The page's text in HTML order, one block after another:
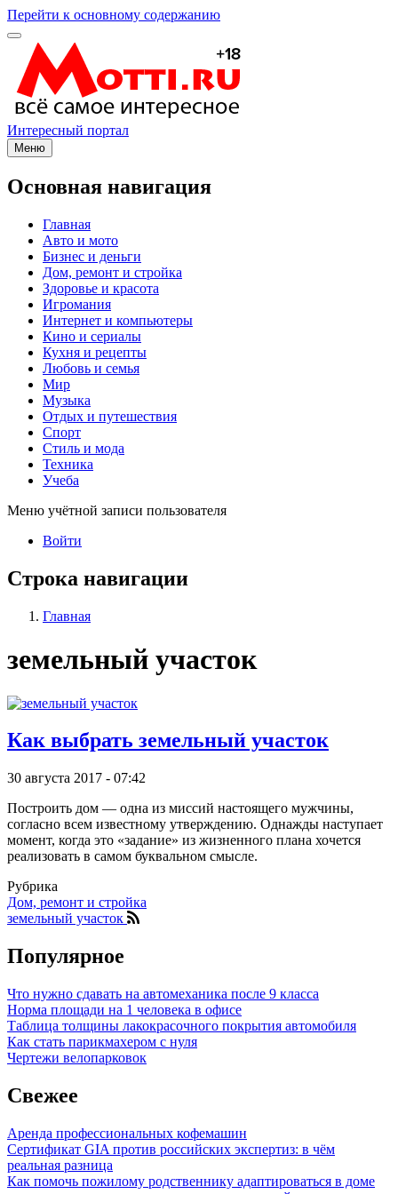
Перейти к основному содержанию
Интересный портал
Меню
Основная навигация
Главная
Авто и мото
Бизнес и деньги
Дом, ремонт и стройка
Здоровье и красота
Игромания
Интернет и компьютеры
Кино и сериалы
Кухня и рецепты
Любовь и семья
Мир
Музыка
Отдых и путешествия
Спорт
Стиль и мода
Техника
Учеба
Меню учётной записи пользователя
Войти
Строка навигации
Главная
земельный участок
Как выбрать земельный участок
30 августа 2017 - 07:42
Построить дом — одна из миссий настоящего мужчины,
согласно всем известному утверждению. Однажды наступает
момент, когда это «задание» из жизненного плана хочется
реализовать в самом буквальном смысле.
Рубрика
Дом, ремонт и стройка
земельный участок
Популярное
Что нужно сдавать на автомеханика после 9 класса
Норма площади на 1 человека в офисе
Таблица толщины лакокрасочного покрытия автомобиля
Как стать парикмахером с нуля
Чертежи велопарковок
Свежее
Аренда профессиональных кофемашин
Сертификат GIA против российских экспертиз: в чём
реальная разница
Как помочь пожилому родственнику адаптироваться в доме